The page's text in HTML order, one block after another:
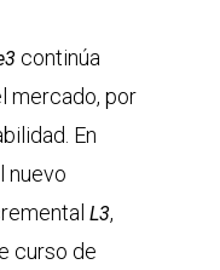
continúa
mercado, por
En
nuevo
L3,
curso de